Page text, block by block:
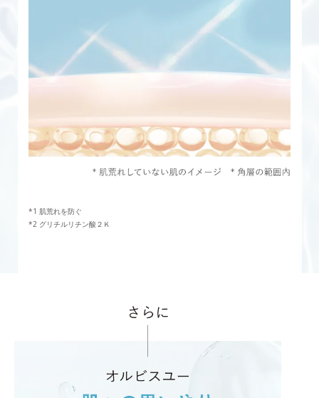
肌荒れを防ぐ
グリチルリチン酸２Ｋ